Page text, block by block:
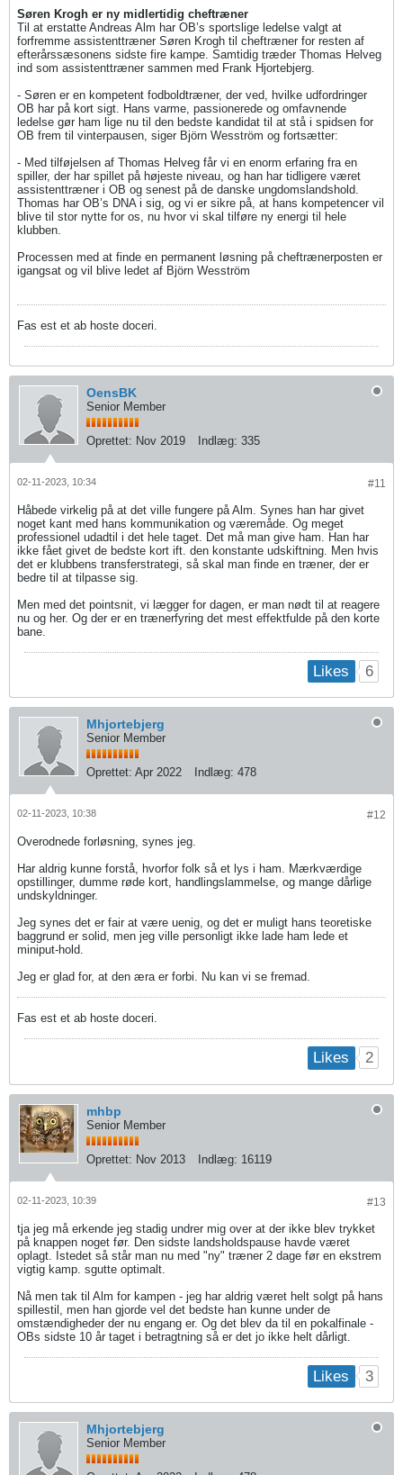
Søren Krogh er ny midlertidig cheftræner
Til at erstatte Andreas Alm har OB’s sportslige ledelse valgt at
forfremme assistenttræner Søren Krogh til cheftræner for resten af
efterårssæsonens sidste fire kampe. Samtidig træder Thomas Helveg
ind som assistenttræner sammen med Frank Hjortebjerg.
- Søren er en kompetent fodboldtræner, der ved, hvilke udfordringer
OB har på kort sigt. Hans varme, passionerede og omfavnende
ledelse gør ham lige nu til den bedste kandidat til at stå i spidsen for
OB frem til vinterpausen, siger Björn Wesström og fortsætter:
- Med tilføjelsen af Thomas Helveg får vi en enorm erfaring fra en
spiller, der har spillet på højeste niveau, og han har tidligere været
assistenttræner i OB og senest på de danske ungdomslandshold.
Thomas har OB’s DNA i sig, og vi er sikre på, at hans kompetencer vil
blive til stor nytte for os, nu hvor vi skal tilføre ny energi til hele
klubben.
Processen med at finde en permanent løsning på cheftrænerposten er
igangsat og vil blive ledet af Björn Wesström
Fas est et ab hoste doceri.
OensBK
Senior Member
Oprettet: Nov 2019 Indlæg: 335
#11
02-11-2023, 10:34
Håbede virkelig på at det ville fungere på Alm. Synes han har givet
noget kant med hans kommunikation og væremåde. Og meget
professionel udadtil i det hele taget. Det må man give ham. Han har
ikke fået givet de bedste kort ift. den konstante udskiftning. Men hvis
det er klubbens transferstrategi, så skal man finde en træner, der er
bedre til at tilpasse sig.
Men med det pointsnit, vi lægger for dagen, er man nødt til at reagere
nu og her. Og der er en trænerfyring det mest effektfulde på den korte
bane.
Likes 6
Mhjortebjerg
Senior Member
Oprettet: Apr 2022 Indlæg: 478
#12
02-11-2023, 10:38
Overodnede forløsning, synes jeg.
Har aldrig kunne forstå, hvorfor folk så et lys i ham. Mærkværdige
opstillinger, dumme røde kort, handlingslammelse, og mange dårlige
undskyldninger.
Jeg synes det er fair at være uenig, og det er muligt hans teoretiske
baggrund er solid, men jeg ville personligt ikke lade ham lede et
miniput-hold.
Jeg er glad for, at den æra er forbi. Nu kan vi se fremad.
Fas est et ab hoste doceri.
Likes 2
mhbp
Senior Member
Oprettet: Nov 2013 Indlæg: 16119
#13
02-11-2023, 10:39
tja jeg må erkende jeg stadig undrer mig over at der ikke blev trykket
på knappen noget før. Den sidste landsholdspause havde været
oplagt. Istedet så står man nu med "ny" træner 2 dage før en ekstrem
vigtig kamp. sgutte optimalt.
Nå men tak til Alm for kampen - jeg har aldrig været helt solgt på hans
spillestil, men han gjorde vel det bedste han kunne under de
omstændigheder der nu engang er. Og det blev da til en pokalfinale -
OBs sidste 10 år taget i betragtning så er det jo ikke helt dårligt.
Likes 3
Mhjortebjerg
Senior Member